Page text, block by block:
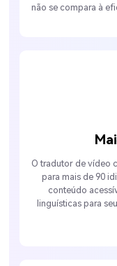
não se compara à
O tradutor de vídeo
para mais de 90
conteúdo
linguísticas para